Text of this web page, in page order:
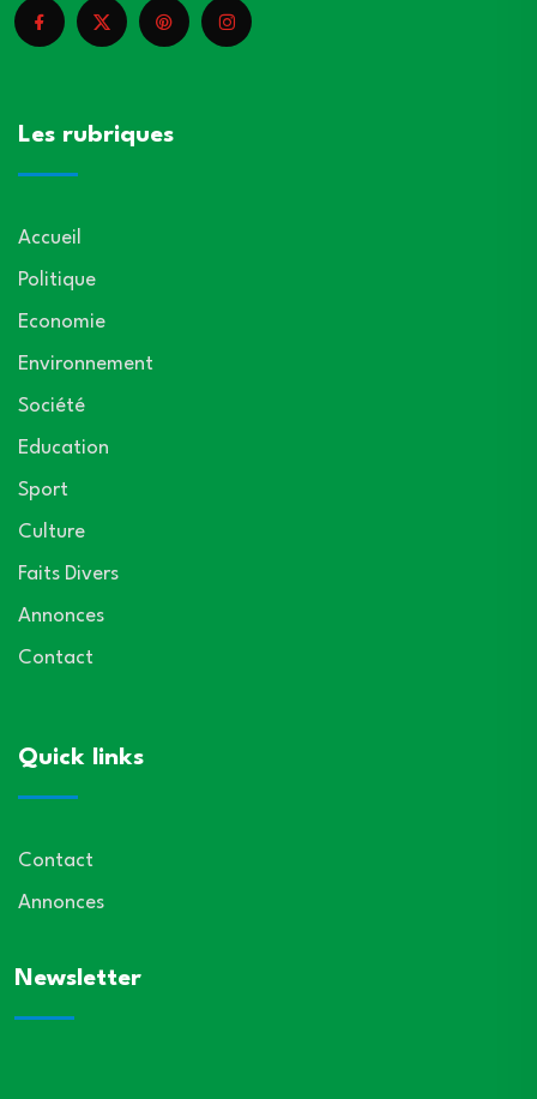
Les rubriques
Accueil
Politique
Economie
Environnement
Société
Education
Sport
Culture
Faits Divers
Annonces
Contact
Quick links
Contact
Annonces
Newsletter